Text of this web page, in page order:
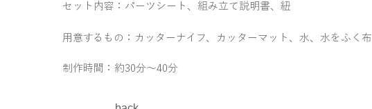
セット内容：パーツシート、組み立て説明書、紐
用意するもの：カッターナイフ、カッターマット、水、水をふく布
制作時間：約30分～40分